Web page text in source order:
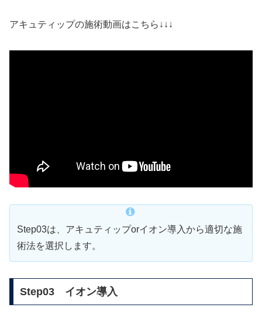
アキュティップの施術動画はこちら↓↓↓
Step03は、アキュティップorイオン導入から適切な施
術法を選択します。
Step03 イオン導入